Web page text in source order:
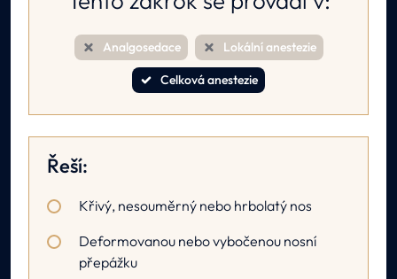
Analgosedace Lokální anestezie
Celková anestezie
Řeší:
Křivý, nesouměrný nebo hrbolatý nos
Deformovanou nebo vybočenou nosní
přepážku